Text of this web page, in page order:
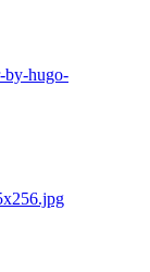
by-hugo-